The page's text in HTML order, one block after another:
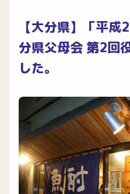
【大分県】「平
分県父母会 第2回
した。